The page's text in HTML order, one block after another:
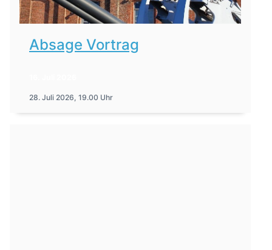
Absage Vortrag
28. Juli 2026, 19.00 Uhr